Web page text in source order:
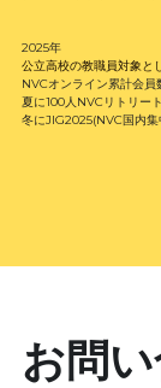
2025年
公立高校の教職員対象と
NVCオンライン累計会員
夏に100人NVCリトリー
冬にJIG2025(NVC国内
お問